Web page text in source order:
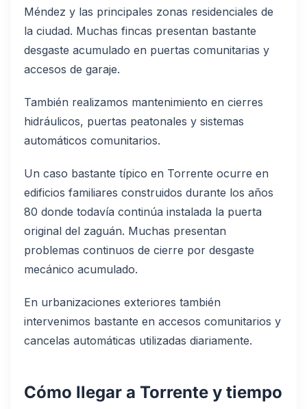
Méndez y las principales zonas residenciales de
la ciudad. Muchas fincas presentan bastante
desgaste acumulado en puertas comunitarias y
accesos de garaje.
También realizamos mantenimiento en cierres
hidráulicos, puertas peatonales y sistemas
automáticos comunitarios.
Un caso bastante típico en Torrente ocurre en
edificios familiares construidos durante los años
80 donde todavía continúa instalada la puerta
original del zaguán. Muchas presentan
problemas continuos de cierre por desgaste
mecánico acumulado.
En urbanizaciones exteriores también
intervenimos bastante en accesos comunitarios y
cancelas automáticas utilizadas diariamente.
Cómo llegar a Torrente y tiempo